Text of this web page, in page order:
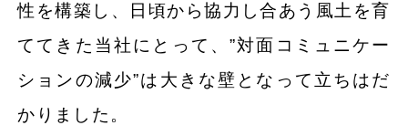
性を構築し、日頃から協力し合あう風土を育
ててきた当社にとって、”対面コミュニケー
ションの減少”は大きな壁となって立ちはだ
かりました。